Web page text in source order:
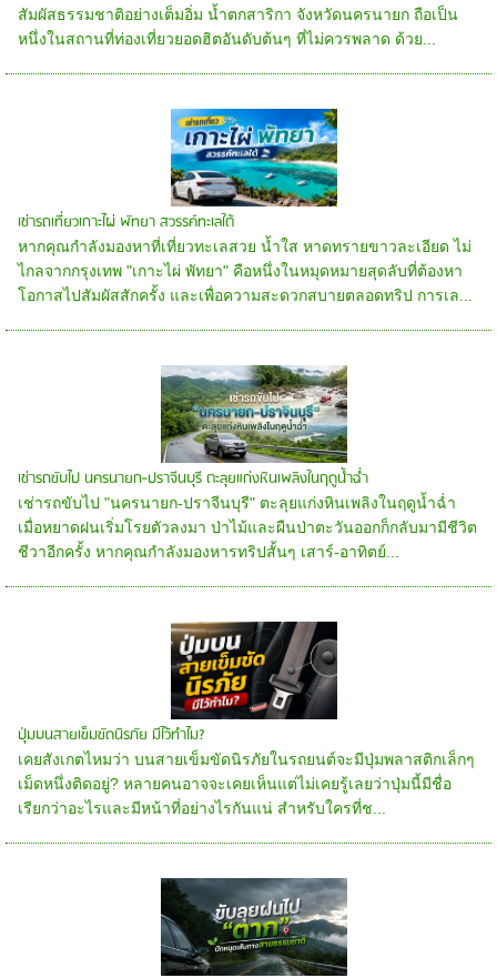
สัมผัสธรรมชาติอย่างเต็มอิ่ม น้ำตกสาริกา จังหวัดนครนายก ถือเป็น
หนึ่งในสถานที่ท่องเที่ยวยอดฮิตอันดับต้นๆ ที่ไม่ควรพลาด ด้วย...
เช่ารถเที่ยวเกาะไผ่ พัทยา สวรรค์ทะเลใต้
หากคุณกำลังมองหาที่เที่ยวทะเลสวย น้ำใส หาดทรายขาวละเอียด ไม่
ไกลจากกรุงเทพ "เกาะไผ่ พัทยา" คือหนึ่งในหมุดหมายสุดลับที่ต้องหา
โอกาสไปสัมผัสสักครั้ง และเพื่อความสะดวกสบายตลอดทริป การเล...
เช่ารถขับไป นครนายก-ปราจีนบุรี ตะลุยแก่งหินเพลิงในฤดูน้ำฉ่ำ
เช่ารถขับไป "นครนายก-ปราจีนบุรี" ตะลุยแก่งหินเพลิงในฤดูน้ำฉ่ำ
เมื่อหยาดฝนเริ่มโรยตัวลงมา ป่าไม้และผืนป่าตะวันออกก็กลับมามีชีวิต
ชีวาอีกครั้ง หากคุณกำลังมองหารทริปสั้นๆ เสาร์-อาทิตย์...
ปุ่มบนสายเข็มขัดนิรภัย มีไว้ทำไม?
เคยสังเกตไหมว่า บนสายเข็มขัดนิรภัยในรถยนต์จะมีปุ่มพลาสติกเล็กๆ
เม็ดหนึ่งติดอยู่? หลายคนอาจจะเคยเห็นแต่ไม่เคยรู้เลยว่าปุ่มนี้มีชื่อ
เรียกว่าอะไรและมีหน้าที่อย่างไรกันแน่ สำหรับใครที่ช...